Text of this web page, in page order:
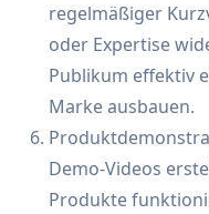
regelmäßiger
oder Expertise
Publikum effektiv
Marke ausbauen.
Demo-Videos
Produkte